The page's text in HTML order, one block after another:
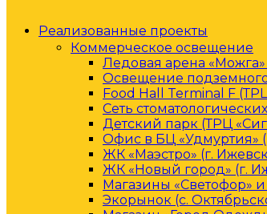
Реализованные проекты
Коммерческое освещение
Ледовая арена «Можга»
Освещение
Food Hall Terminal F
Сеть
Детский парк (ТРЦ
Офис в БЦ «Удмуртия»
ЖК «Маэстро» (г.
ЖК «Новый город» (г.
Магазины «Светофор» и
Экорынок (с.